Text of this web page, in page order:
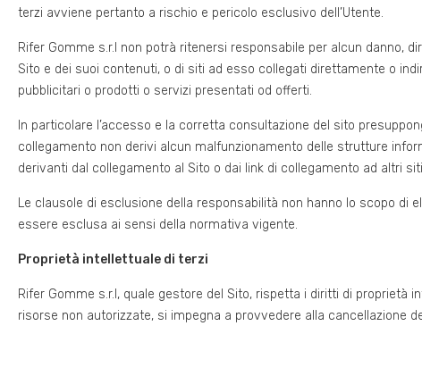
terzi avviene pertanto a rischio e pericolo esclusivo dell’Utente.
Rifer Gomme s.r.l non potrà ritenersi responsabile per alcun danno,
Sito e dei suoi contenuti, o di siti ad esso collegati direttamente o
pubblicitari o prodotti o servizi presentati od offerti.
In particolare l’accesso e la corretta consultazione del sito
collegamento non derivi alcun malfunzionamento delle strutture
derivanti dal collegamento al Sito o dai link di collegamento ad altri
Le clausole di esclusione della responsabilità non hanno lo scopo
essere esclusa ai sensi della normativa vigente.
Proprietà intellettuale di terzi
Rifer Gomme s.r.l, quale gestore del Sito, rispetta i diritti di
risorse non autorizzate, si impegna a provvedere alla cancellazione